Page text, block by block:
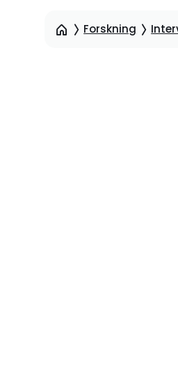
Forskning